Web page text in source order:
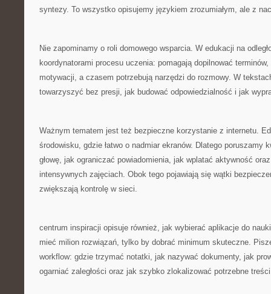
syntezy. To wszystko opisujemy językiem zrozumiałym, ale z
Nie zapominamy o roli domowego wsparcia. W edukacji na
koordynatorami procesu uczenia: pomagają dopilnować
motywacji, a czasem potrzebują narzędzi do rozmowy. W
towarzyszyć bez presji, jak budować odpowiedzialność i jak
Ważnym tematem jest też bezpieczne korzystanie z internetu.
środowisku, gdzie łatwo o nadmiar ekranów. Dlatego poruszamy
głowę, jak ograniczać powiadomienia, jak wplatać aktywność
intensywnych zajęciach. Obok tego pojawiają się wątki
zwiększają kontrolę w sieci.
centrum inspiracji opisuje również, jak wybierać aplikacje do
mieć milion rozwiązań, tylko by dobrać minimum skuteczne.
workflow: gdzie trzymać notatki, jak nazywać dokumenty, jak
ogarniać zaległości oraz jak szybko zlokalizować potrzebne